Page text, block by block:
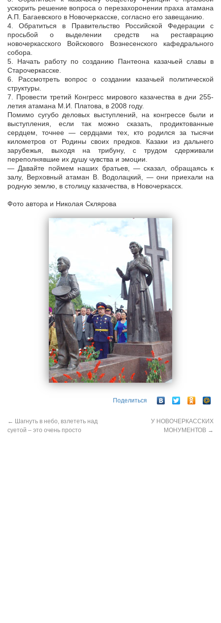
ускорить решение вопроса о перезахоронении праха атамана
А.П. Багаевского в Новочеркасске, согласно его завещанию.
4. Обратиться в Правительство Российской Федерации с
просьбой о выделении средств на реставрацию
новочеркасского Войскового Вознесенского кафедрального
собора.
5. Начать работу по созданию Пантеона казачьей славы в
Старочеркасске.
6. Рассмотреть вопрос о создании казачьей политической
структуры.
7. Провести третий Конгресс мирового казачества в дни 255-
летия атамана М.И. Платова, в 2008 году.
Помимо сугубо деловых выступлений, на конгрессе были и
выступления, если так можно сказать, продиктованные
сердцем, точнее — сердцами тех, кто родился за тысячи
километров от Родины своих предков. Казаки из дальнего
зарубежья, выходя на трибуну, с трудом сдерживали
переполнявшие их душу чувства и эмоции.
— Давайте поймем наших братьев, — сказал, обращаясь к
залу, Верховный атаман В. Водолацкий, — они приехали на
родную землю, в столицу казачества, в Новочеркасск.
Фото автора и Николая Склярова
Поделиться
← Шагнуть в небо, взлететь над
суетой – это очень просто
У НОВОЧЕРКАССКИХ
МОНУМЕНТОВ →